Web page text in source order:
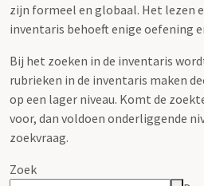
zijn formeel en globaal. Het lezen
inventaris behoeft enige oefening
Bij het zoeken in de inventaris
rubrieken in de inventaris maken
op een lager niveau. Komt de
voor, dan voldoen onderliggende
zoekvraag.
Zoek